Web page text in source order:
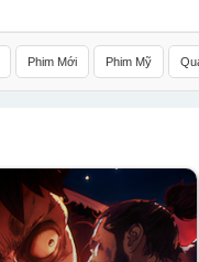
Phim Mới Phim Mỹ